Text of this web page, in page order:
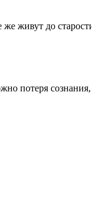
живут до
потеря